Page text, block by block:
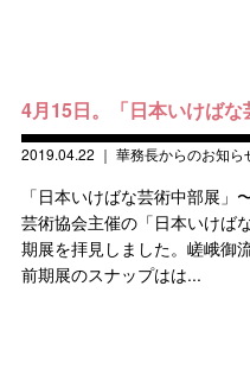
4月15日。「日本いけば
2019.04.22 ｜ 華務長からのお知ら
「日本いけばな芸術中部展
芸術協会主催の「日本いけば
期展を拝見しました。嵯峨御
前期展のスナップはは...